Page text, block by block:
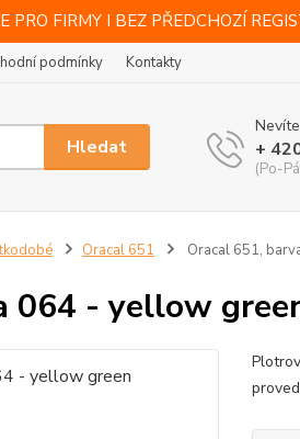
PRO FIRMY I BEZ PŘEDCHOZÍ
podmínky Kontakty
Hledat +
(Po-
Oracal 651 Oracal 651,
064 - yellow